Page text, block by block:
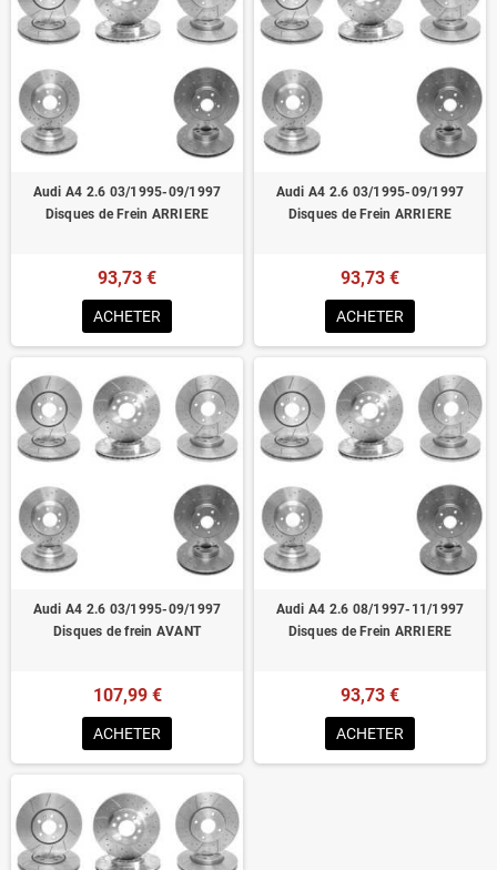
Installation en lieu et place.
Homologué pour le contrôle technique
Audi A4 2.6 03/1995-09/1997
Disques de Frein ARRIERE
93,73 €
ACHETER
Audi A4 2.6 03/1995-09/1997
Disques de Frein ARRIERE
93,73 €
ACHETER
Audi A4 2.6 03/1995-09/1997
Disques de frein AVANT
107,99 €
ACHETER
Audi A4 2.6 08/1997-11/1997
Disques de Frein ARRIERE
93,73 €
ACHETER